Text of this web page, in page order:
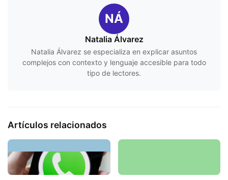
NÁ
Natalia Álvarez
Natalia Álvarez se especializa en explicar asuntos
complejos con contexto y lenguaje accesible para todo
tipo de lectores.
Artículos relacionados